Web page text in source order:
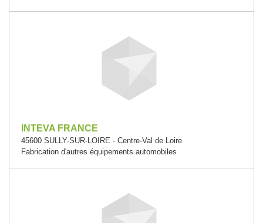
INTEVA FRANCE
45600 SULLY-SUR-LOIRE - Centre-Val de Loire
Fabrication d'autres équipements automobiles